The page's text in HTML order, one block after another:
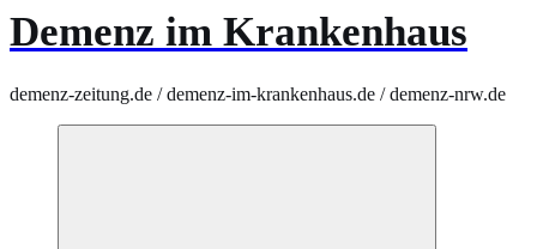
Demenz im Krankenhaus
demenz-zeitung.de / demenz-im-krankenhaus.de / demenz-nrw.de